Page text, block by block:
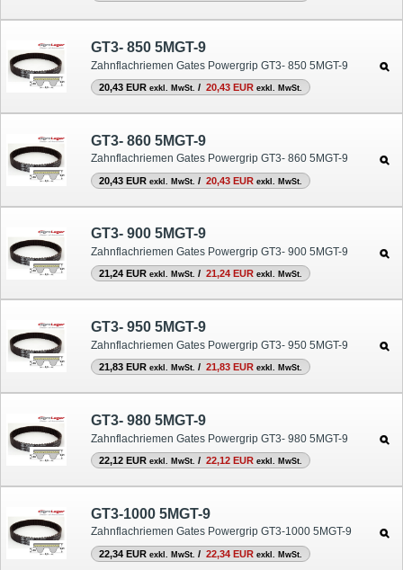
GT3- 850 5MGT-9
Zahnflachriemen Gates Powergrip GT3- 850 5MGT-9
20,43 EUR exkl. MwSt. / 20,43 EUR exkl. MwSt.
GT3- 860 5MGT-9
Zahnflachriemen Gates Powergrip GT3- 860 5MGT-9
20,43 EUR exkl. MwSt. / 20,43 EUR exkl. MwSt.
GT3- 900 5MGT-9
Zahnflachriemen Gates Powergrip GT3- 900 5MGT-9
21,24 EUR exkl. MwSt. / 21,24 EUR exkl. MwSt.
GT3- 950 5MGT-9
Zahnflachriemen Gates Powergrip GT3- 950 5MGT-9
21,83 EUR exkl. MwSt. / 21,83 EUR exkl. MwSt.
GT3- 980 5MGT-9
Zahnflachriemen Gates Powergrip GT3- 980 5MGT-9
22,12 EUR exkl. MwSt. / 22,12 EUR exkl. MwSt.
GT3-1000 5MGT-9
Zahnflachriemen Gates Powergrip GT3-1000 5MGT-9
22,34 EUR exkl. MwSt. / 22,34 EUR exkl. MwSt.